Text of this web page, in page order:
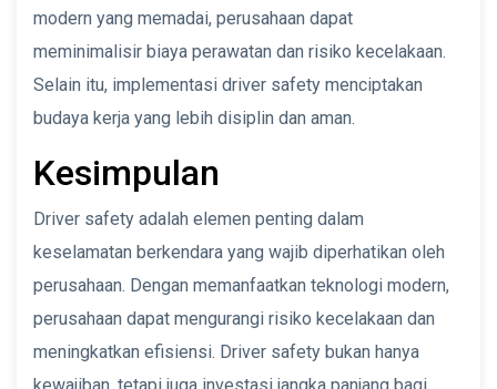
modern yang memadai, perusahaan dapat
meminimalisir biaya perawatan dan risiko kecelakaan.
Selain itu, implementasi driver safety menciptakan
budaya kerja yang lebih disiplin dan aman.
Kesimpulan
Driver safety adalah elemen penting dalam
keselamatan berkendara yang wajib diperhatikan oleh
perusahaan. Dengan memanfaatkan teknologi modern,
perusahaan dapat mengurangi risiko kecelakaan dan
meningkatkan efisiensi. Driver safety bukan hanya